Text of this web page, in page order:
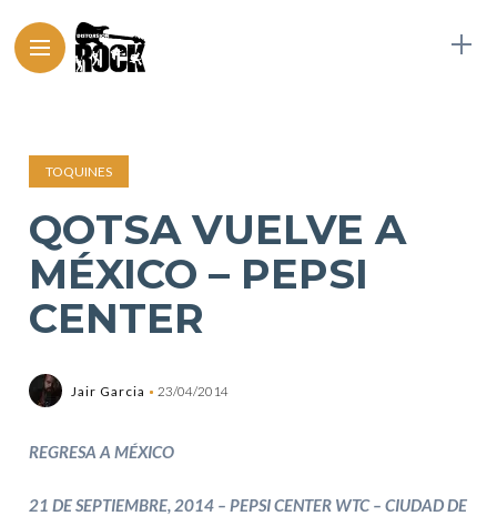
TOQUINES
QOTSA VUELVE A
MÉXICO – PEPSI
CENTER
Jair Garcia 23/04/2014
REGRESA A MÉXICO
21 DE SEPTIEMBRE, 2014 – PEPSI CENTER WTC – CIUDAD DE